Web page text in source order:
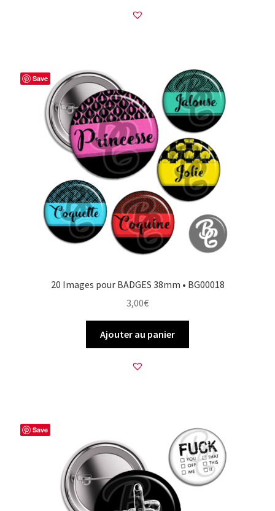
Save
20 Images pour BADGES 38mm • BG00018
3,00€
Ajouter au panier
Save